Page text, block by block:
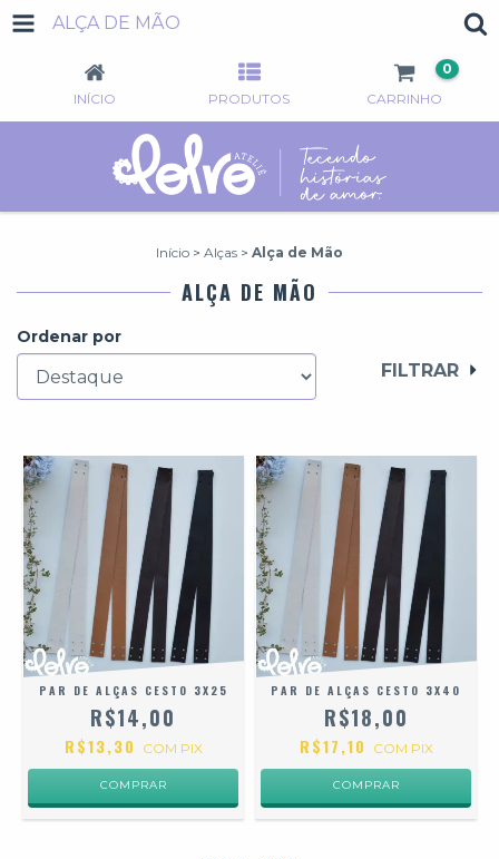
ALÇA DE MÃO
INÍCIO PRODUTOS CARRINHO
0
Início > Alças > Alça de Mão
ALÇA DE MÃO
Ordenar por
FILTRAR
PAR DE ALÇAS CESTO 3X25
R$14,00
R$13,30 COM PIX
COMPRAR
PAR DE ALÇAS CESTO 3X40
R$18,00
R$17,10 COM PIX
COMPRAR